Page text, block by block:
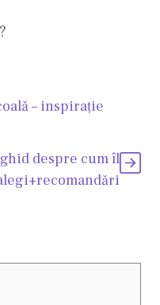
– inspirație
despre cum îl